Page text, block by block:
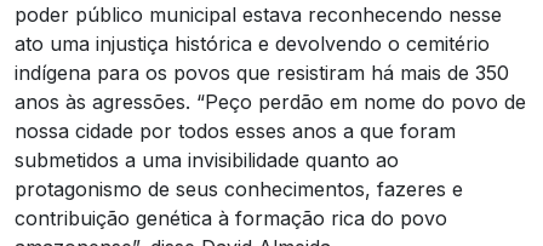
poder público municipal estava reconhecendo nesse
ato uma injustiça histórica e devolvendo o cemitério
indígena para os povos que resistiram há mais de 350
anos às agressões. “Peço perdão em nome do povo de
nossa cidade por todos esses anos a que foram
submetidos a uma invisibilidade quanto ao
protagonismo de seus conhecimentos, fazeres e
contribuição genética à formação rica do povo